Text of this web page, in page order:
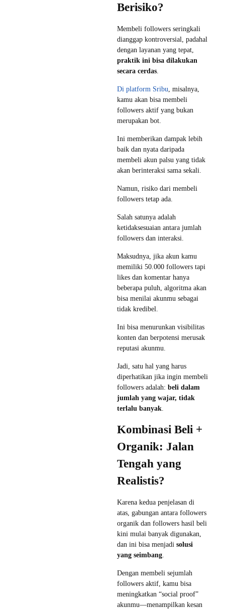
Berisiko?
Membeli followers seringkali
dianggap kontroversial, padahal
dengan layanan yang tepat,
praktik ini bisa dilakukan
secara cerdas
Di platform Sribu , misalnya,
kamu akan bisa membeli
followers aktif yang bukan
merupakan bot.
Ini memberikan dampak lebih
baik dan nyata daripada
membeli akun palsu yang tidak
akan berinteraksi sama sekali.
Namun, risiko dari membeli
followers tetap ada.
Salah satunya adalah
ketidaksesuaian antara jumlah
followers dan interaksi.
Maksudnya, jika akun kamu
memiliki 50.000 followers tapi
likes dan komentar hanya
beberapa puluh, algoritma akan
bisa menilai akunmu sebagai
tidak kredibel.
Ini bisa menurunkan visibilitas
konten dan berpotensi merusak
reputasi akunmu.
Jadi, satu hal yang harus
diperhatikan jika ingin membeli
followers adalah: beli dalam
jumlah yang wajar, tidak
terlalu banyak
Kombinasi Beli +
Organik: Jalan
Tengah yang
Realistis?
Karena kedua penjelasan di
atas, gabungan antara followers
organik dan followers hasil beli
kini mulai banyak digunakan,
dan ini bisa menjadi solusi
yang seimbang
Dengan membeli sejumlah
followers aktif, kamu bisa
meningkatkan “social proof”
akunmu—menampilkan kesan